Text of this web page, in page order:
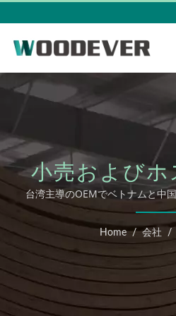
小売および
ィ向けの持
トドア
台湾主導のOEMでベトナムと中
Home / 会社 /